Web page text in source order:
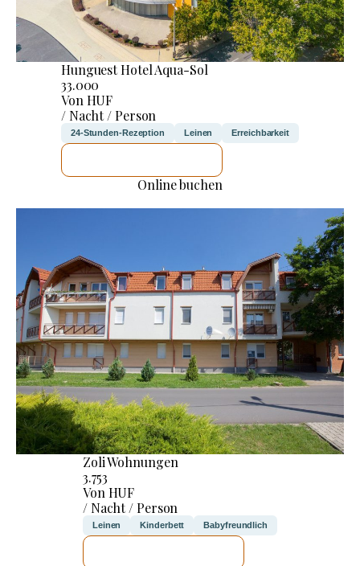
Hunguest Hotel Aqua-Sol
33.000
Von HUF
/ Nacht / Person
24-Stunden-Rezeption Leinen Erreichbarkeit
Online buchen
Zoli Wohnungen
3.753
Von HUF
/ Nacht / Person
Leinen Kinderbett Babyfreundlich